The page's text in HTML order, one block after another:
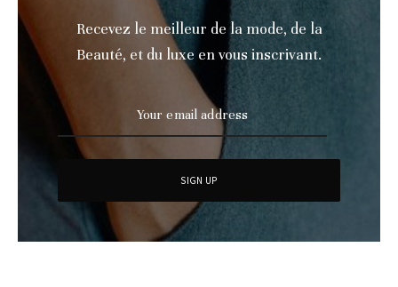
Recevez le meilleur de la mode, de la
Beauté, et du luxe en vous inscrivant.